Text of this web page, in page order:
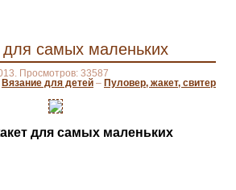
самых маленьких
Просмотров: 33587
Вязание для детей – Пуловер, жакет, свитер
для самых маленьких